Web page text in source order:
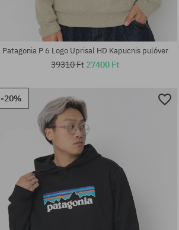
Patagonia P 6 Logo Uprisal HD Kapucnis pulóver
39310 Ft 27400 Ft
-20%